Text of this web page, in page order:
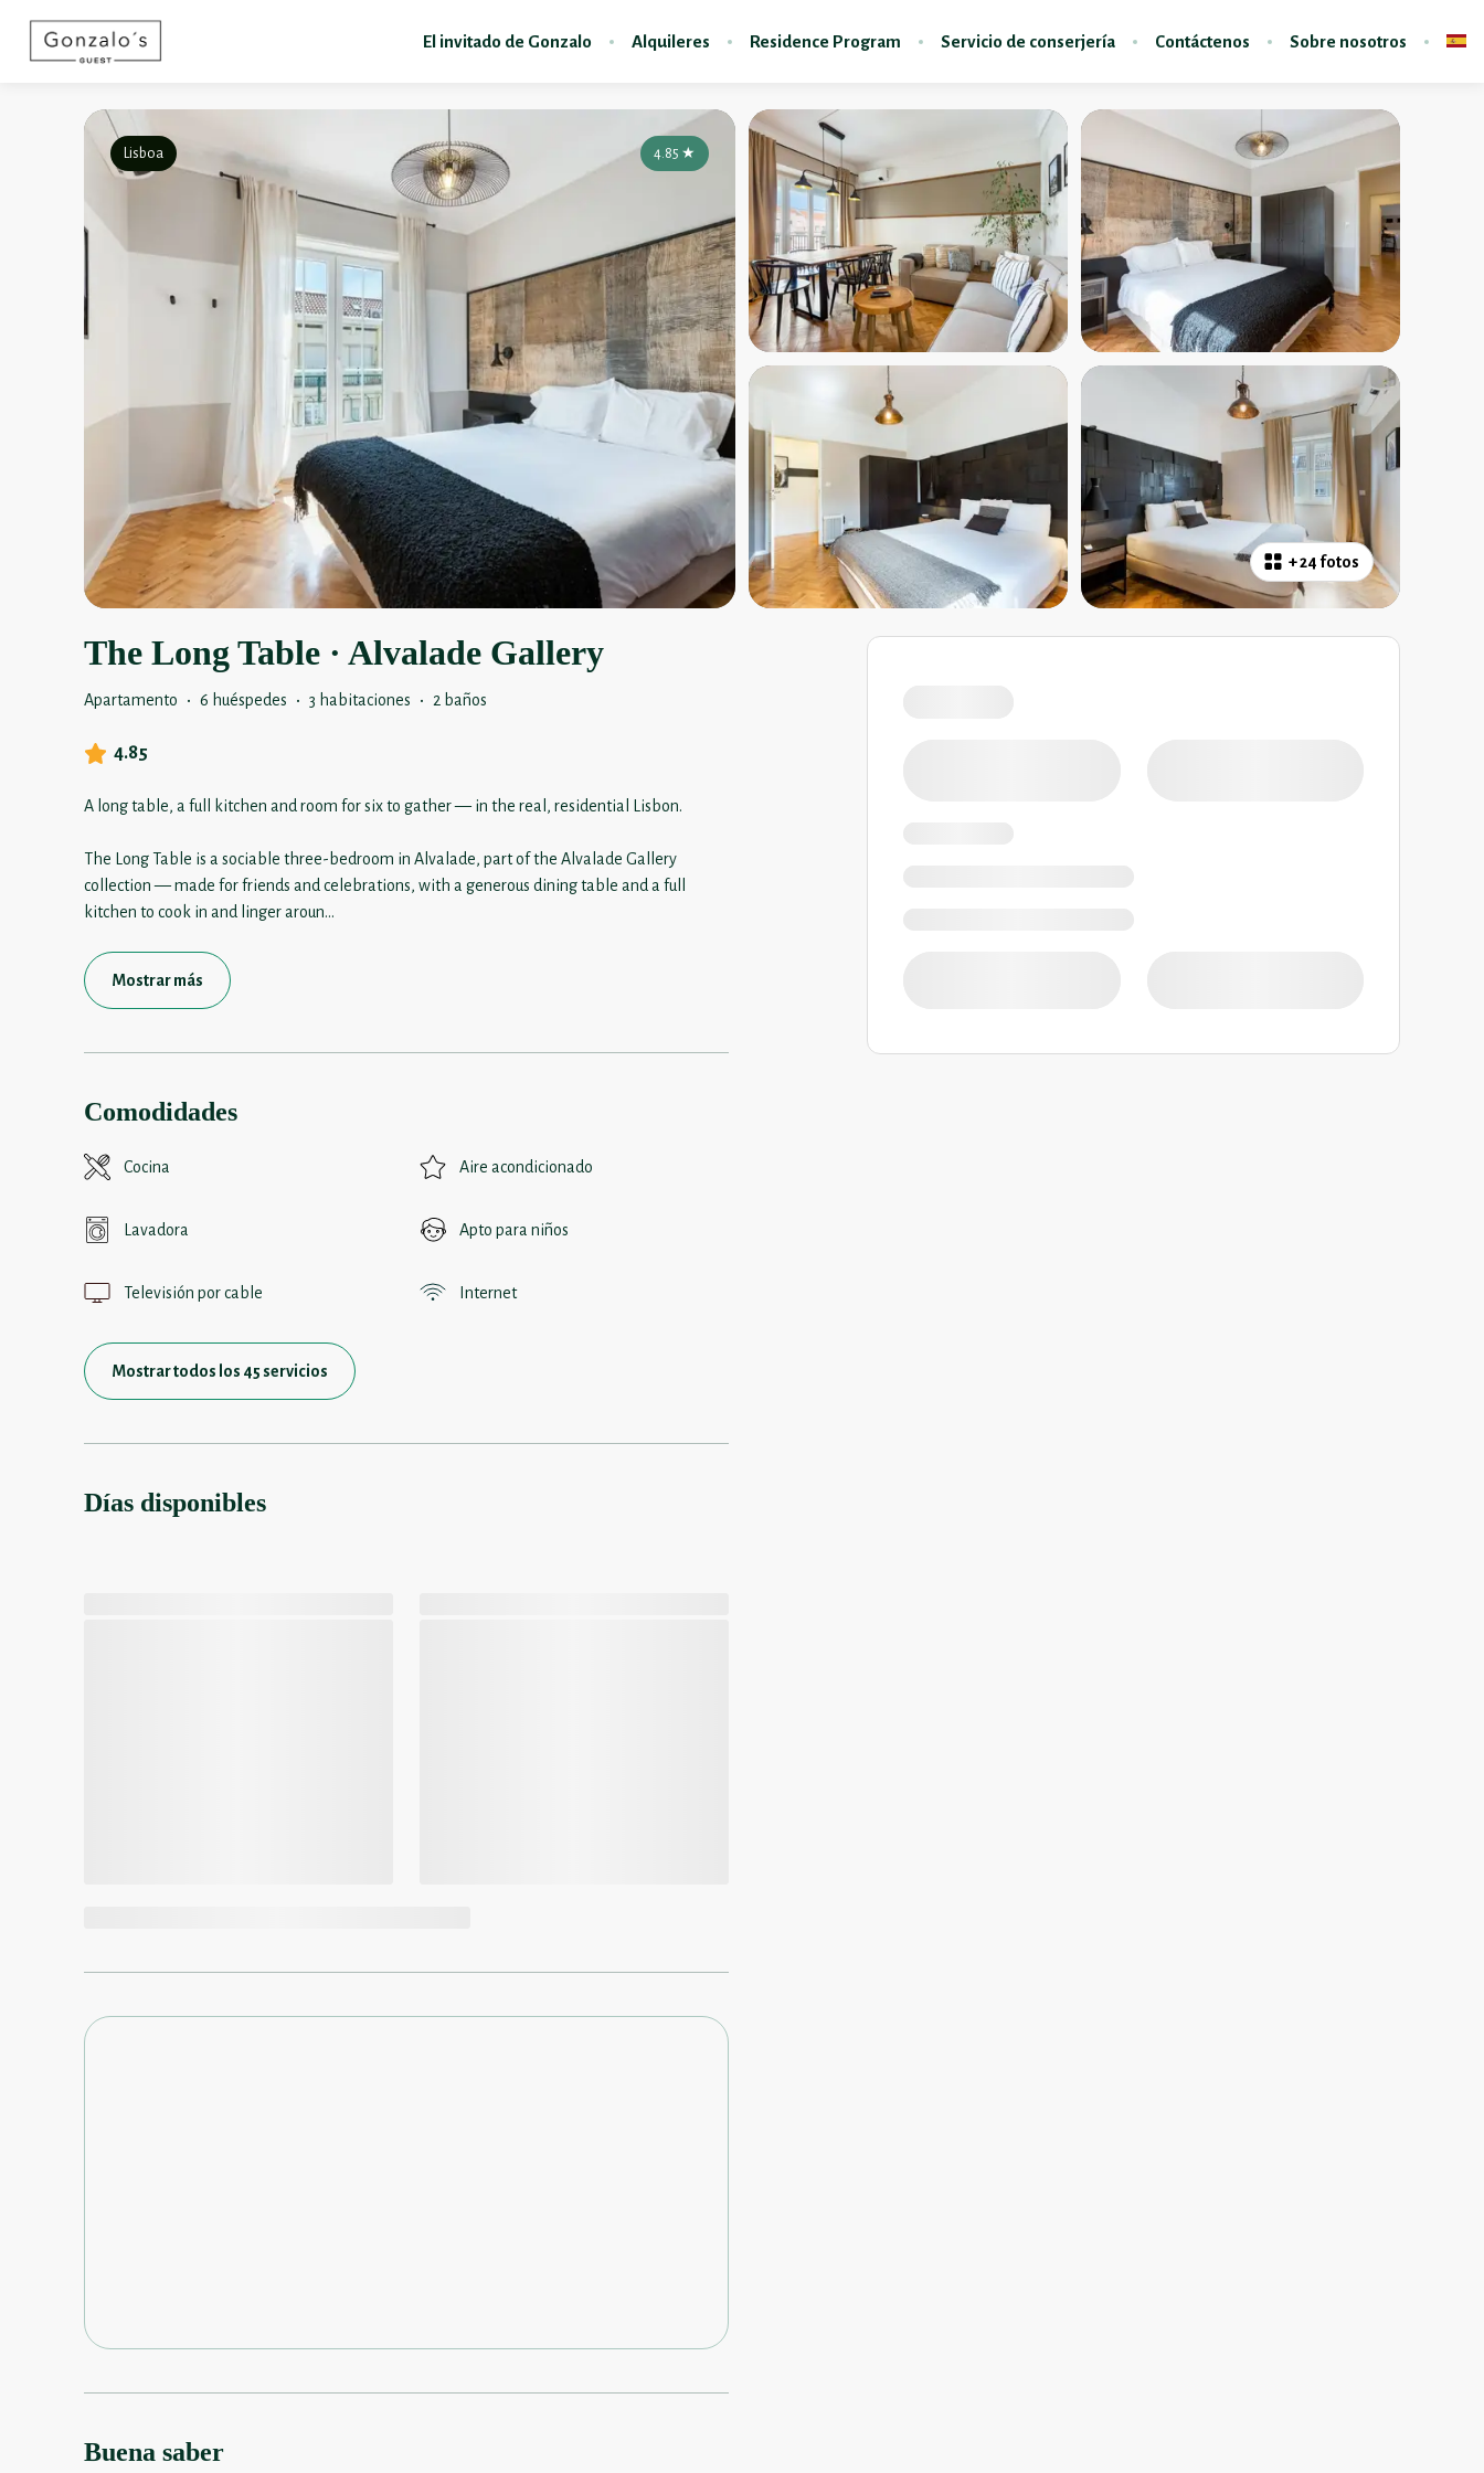
El invitado de Gonzalo Alquileres Residence Program Servicio de conserjería Contáctenos Sobre nosotros
+24 fotos
4.85 ★
Lisboa
The Long Table · Alvalade Gallery
Apartamento · 6 huéspedes · 3 habitaciones · 2 baños
4.85
A long table, a full kitchen and room for six to gather — in the real, residential Lisbon.
The Long Table is a sociable three-bedroom in Alvalade, part of the Alvalade Gallery
collection — made for friends and celebrations, with a generous dining table and a full
kitchen to cook in and linger aroun...
Mostrar más
Comodidades
Cocina Aire acondicionado
Lavadora Apto para niños
Televisión por cable Internet
Mostrar todos los 45 servicios
Días disponibles
Buena saber